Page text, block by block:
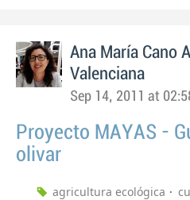
Ana María Cano
Valenciana
Sep 14, 2011 at
Proyecto MAYAS -
olivar
agricultura ecológica